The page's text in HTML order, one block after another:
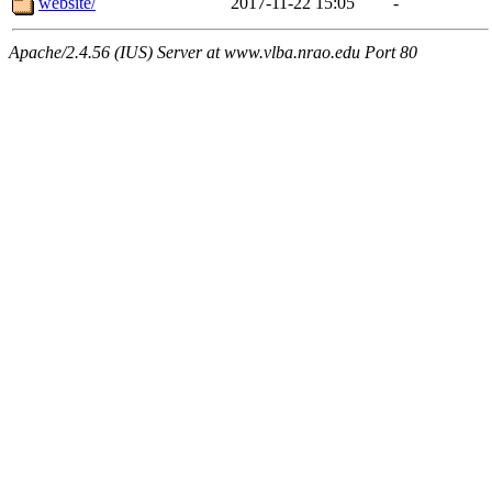
Apache/2.4.56 (IUS) Server at www.vlba.nrao.edu Port 80